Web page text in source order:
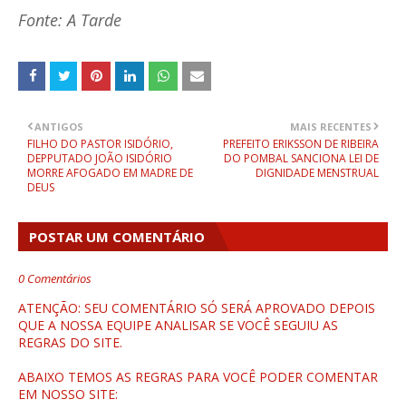
Fonte: A Tarde
MAIS RECENTES
PREFEITO ERIKSSON DE RIBEIRA
DO POMBAL SANCIONA LEI DE
DIGNIDADE MENSTRUAL
ANTIGOS
FILHO DO PASTOR ISIDÓRIO,
DEPPUTADO JOÃO ISIDÓRIO
MORRE AFOGADO EM MADRE DE
DEUS
POSTAR UM COMENTÁRIO
0 Comentários
ATENÇÃO: SEU COMENTÁRIO SÓ SERÁ APROVADO DEPOIS
QUE A NOSSA EQUIPE ANALISAR SE VOCÊ SEGUIU AS
REGRAS DO SITE.
ABAIXO TEMOS AS REGRAS PARA VOCÊ PODER COMENTAR
EM NOSSO SITE: